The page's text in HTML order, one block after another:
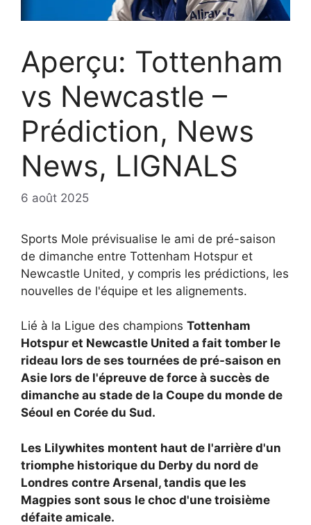
Aperçu: Tottenham
vs Newcastle –
Prédiction, News
News, LIGNALS
6 août 2025
Sports Mole prévisualise le ami de pré-saison
de dimanche entre Tottenham Hotspur et
Newcastle United, y compris les prédictions, les
nouvelles de l'équipe et les alignements.
Lié à la Ligue des champions Tottenham
Hotspur et Newcastle United a fait tomber le
rideau lors de ses tournées de pré-saison en
Asie lors de l'épreuve de force à succès de
dimanche au stade de la Coupe du monde de
Séoul en Corée du Sud.
Les Lilywhites montent haut de l'arrière d'un
triomphe historique du Derby du nord de
Londres contre Arsenal, tandis que les
Magpies sont sous le choc d'une troisième
défaite amicale.